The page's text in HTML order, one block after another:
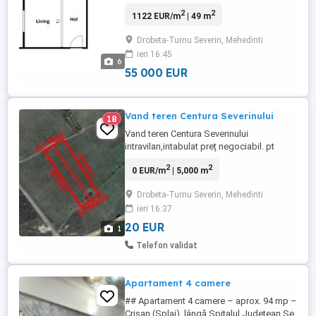
6
open plan (plan deschis). Ferestre si
gresie pe holuri, living si bucatarie balcon.
Partial mobilat. Pentru mai multe detalii, nu
ezitati ...
1122 EUR/m2| 49 m2
Drobeta-Turnu Severin, Mehedinti
ieri 16:45
55 000 EUR
1
18 Vand teren Centura Severinului
Vand teren Centura Severinului
intravilan,intabulat preț negociabil. pt
0 EUR/m2| 5,000 m2
Drobeta-Turnu Severin, Mehedinti
ieri 16:37
20 EUR
Telefon validat
Apartament 4 camere
## Apartament 4 camere – aprox. 94 mp –
Crișan (Splai), lângă Spitalul Județean Se